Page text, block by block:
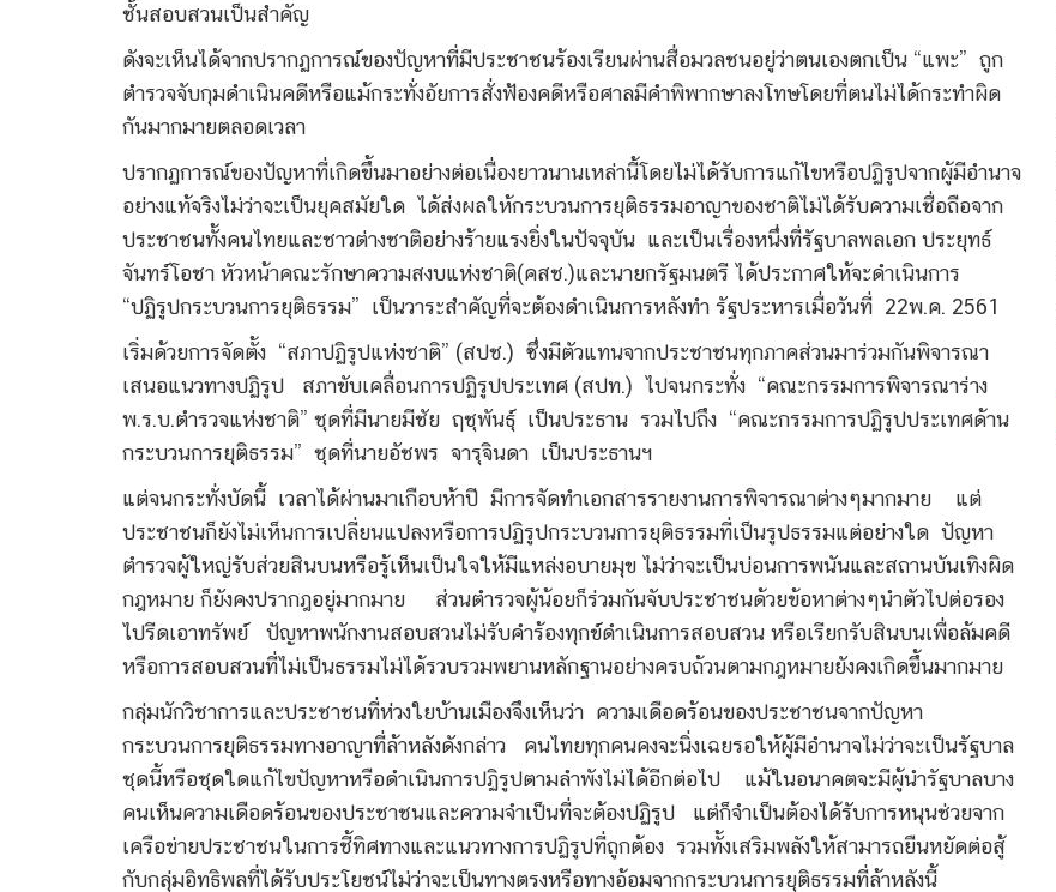
ชั้นสอบสวนเป็นสำคัญ
ดังจะเห็นได้จากปรากฏการณ์ของปัญหาที่มีประชาชนร้องเรียนผ่านสื่อมวลชนอยู่ว่าตนเองตกเป็น “แพะ” ถูก
ตำรวจจับกุมดำเนินคดีหรือแม้กระทั่งอัยการสั่งฟ้องคดีหรือศาลมีคำพิพากษาลงโทษโดยที่ตนไม่ได้กระทำผิด
กันมากมายตลอดเวลา
ปรากฏการณ์ของปัญหาที่เกิดขึ้นมาอย่างต่อเนื่องยาวนานเหล่านี้โดยไม่ได้รับการแก้ไขหรือปฏิรูปจากผู้มีอำนาจ
อย่างแท้จริงไม่ว่าจะเป็นยุคสมัยใด ได้ส่งผลให้กระบวนการยุติธรรมอาญาของชาติไม่ได้รับความเชื่อถือจาก
ประชาชนทั้งคนไทยและชาวต่างชาติอย่างร้ายแรงยิ่งในปัจจุบัน และเป็นเรื่องหนึ่งที่รัฐบาลพลเอก ประยุทธ์
จันทร์โอชา หัวหน้าคณะรักษาความสงบแห่งชาติ(คสช.)และนายกรัฐมนตรี ได้ประกาศให้จะดำเนินการ
“ปฏิรูปกระบวนการยุติธรรม” เป็นวาระสำคัญที่จะต้องดำเนินการหลังทำ รัฐประหารเมื่อวันที่ 22พ.ค. 2561
เริ่มด้วยการจัดตั้ง “สภาปฏิรูปแห่งชาติ” (สปช.) ซึ่งมีตัวแทนจากประชาชนทุกภาคส่วนมาร่วมกันพิจารณา
เสนอแนวทางปฏิรูป สภาขับเคลื่อนการปฏิรูปประเทศ (สปท.) ไปจนกระทั่ง “คณะกรรมการพิจารณาร่าง
พ.ร.บ.ตำรวจแห่งชาติ” ชุดที่มีนายมีชัย ฤชุพันธุ์ เป็นประธาน รวมไปถึง “คณะกรรมการปฏิรูปประเทศด้าน
กระบวนการยุติธรรม” ชุดที่นายอัชพร จารุจินดา เป็นประธานฯ
แต่จนกระทั่งบัดนี้ เวลาได้ผ่านมาเกือบห้าปี มีการจัดทำเอกสารรายงานการพิจารณาต่างๆมากมาย แต่
ประชาชนก็ยังไม่เห็นการเปลี่ยนแปลงหรือการปฏิรูปกระบวนการยุติธรรมที่เป็นรูปธรรมแต่อย่างใด ปัญหา
ตำรวจผู้ใหญ่รับส่วยสินบนหรือรู้เห็นเป็นใจให้มีแหล่งอบายมุข ไม่ว่าจะเป็นบ่อนการพนันและสถานบันเทิงผิด
กฎหมาย ก็ยังคงปรากฎอยู่มากมาย ส่วนตำรวจผู้น้อยก็ร่วมกันจับประชาชนด้วยข้อหาต่างๆนำตัวไปต่อรอง
ไปรีดเอาทรัพย์ ปัญหาพนักงานสอบสวนไม่รับคำร้องทุกข์ดำเนินการสอบสวน หรือเรียกรับสินบนเพื่อล้มคดี
หรือการสอบสวนที่ไม่เป็นธรรมไม่ได้รวบรวมพยานหลักฐานอย่างครบถ้วนตามกฎหมายยังคงเกิดขึ้นมากมาย
กลุ่มนักวิชาการและประชาชนที่ห่วงใยบ้านเมืองจึงเห็นว่า ความเดือดร้อนของประชาชนจากปัญหา
กระบวนการยุติธรรมทางอาญาที่ล้าหลังดังกล่าว คนไทยทุกคนคงจะนิ่งเฉยรอให้ผู้มีอำนาจไม่ว่าจะเป็นรัฐบาล
ชุดนี้หรือชุดใดแก้ไขปัญหาหรือดำเนินการปฏิรูปตามลำพังไม่ได้อีกต่อไป แม้ในอนาคตจะมีผู้นำรัฐบาลบาง
คนเห็นความเดือดร้อนของประชาชนและความจำเป็นที่จะต้องปฏิรูป แต่ก็จำเป็นต้องได้รับการหนุนช่วยจาก
เครือข่ายประชาชนในการชี้ทิศทางและแนวทางการปฏิรูปที่ถูกต้อง รวมทั้งเสริมพลังให้สามารถยืนหยัดต่อสู้
กับกลุ่มอิทธิพลที่ได้รับประโยชน์ไม่ว่าจะเป็นทางตรงหรือทางอ้อมจากกระบวนการยุติธรรมที่ล้าหลังนี้